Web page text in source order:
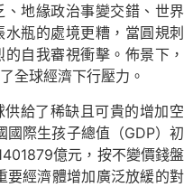
地緣政治事變交錯、世界
瓶的處境更糟，當圓規刺
自我審視衝擊。佈景下，
全球經濟下行壓力。
給了稀缺且可貴的增加空
國際生孩子總值（GDP）初
億元，按不變價錢盤
要經濟體增加廣泛放緩的對